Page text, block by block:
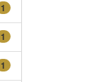
1
1
1